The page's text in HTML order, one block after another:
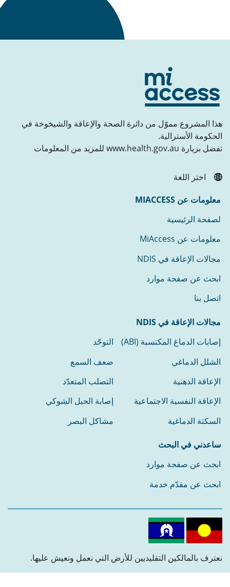
هذا المشروع مموّل من دائرة الصحة والإعاقة والشيخوخة في
الحكومة الأسترالية.
تفضل بزيارة www.health.gov.au للمزيد من المعلومات
اختر اللغة
معلومات عن MIACCESS
لصفحة الرئيسية
معلومات عن MiAccess
مجالات الإعاقة في NDIS
ابحث عن صفحة موارد
اتصل بنا
مجالات الإعاقة في NDIS
إصابات الدماغ المكتسبة (ABI)
التوحّد
الشلل الدماغي
ضعف السمع
الإعاقة الذهنية
التصلب المتعدّد
الإعاقة النفسية الاجتماعية
إصابة الحبل الشوكي
السكتة الدماغية
مشاكل البصر
ساعدني في البحث
ابحث عن صفحة موارد
ابحث عن مقدّم خدمة
نعترف بالمالكين التقليديين للأرض التي نعمل ونعيش عليها.